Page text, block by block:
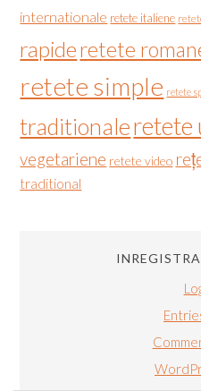
internationale retete italiene
rapideretete
retete simple retete
traditionaleretete
vegetariene retete video
traditional